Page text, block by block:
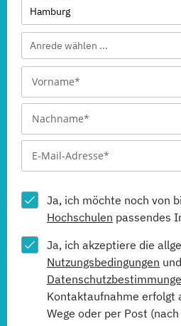
Hamburg
Anrede wählen ...
Ja, ich möchte noch von
Hochschulen passendes
Ja, ich akzeptiere die
Nutzungsbedingungen
Kontaktaufnahme erfolgt
Wege oder per Post